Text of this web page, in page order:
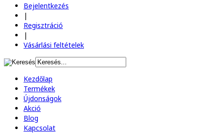
Bejelentkezés
|
Regisztráció
|
Vásárlási feltételek
Kezdőlap
Termékek
Újdonságok
Akció
Blog
Kapcsolat